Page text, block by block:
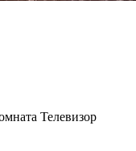
Телевизор